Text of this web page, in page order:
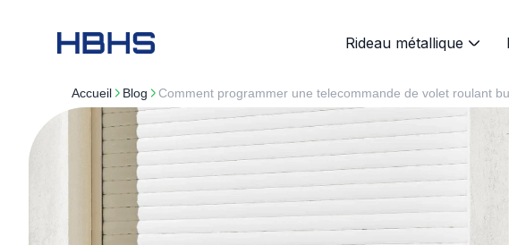
Rideau métallique
Accueil blog Comment programmer une telecommande de volet roulant